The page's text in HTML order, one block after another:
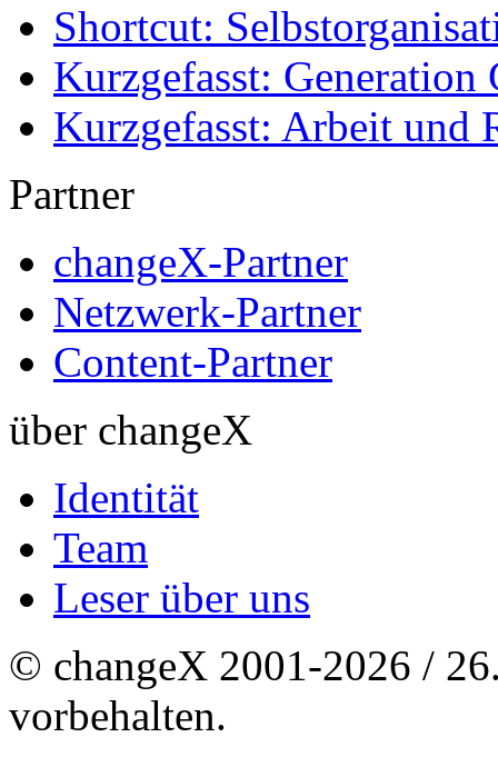
Shortcut:
Kurzgefasst: Generation
Kurzgefasst: Arbeit und
Partner
changeX-Partner
Netzwerk-Partner
Content-Partner
über changeX
Identität
Team
Leser über uns
© changeX 2001-2026 /
vorbehalten.